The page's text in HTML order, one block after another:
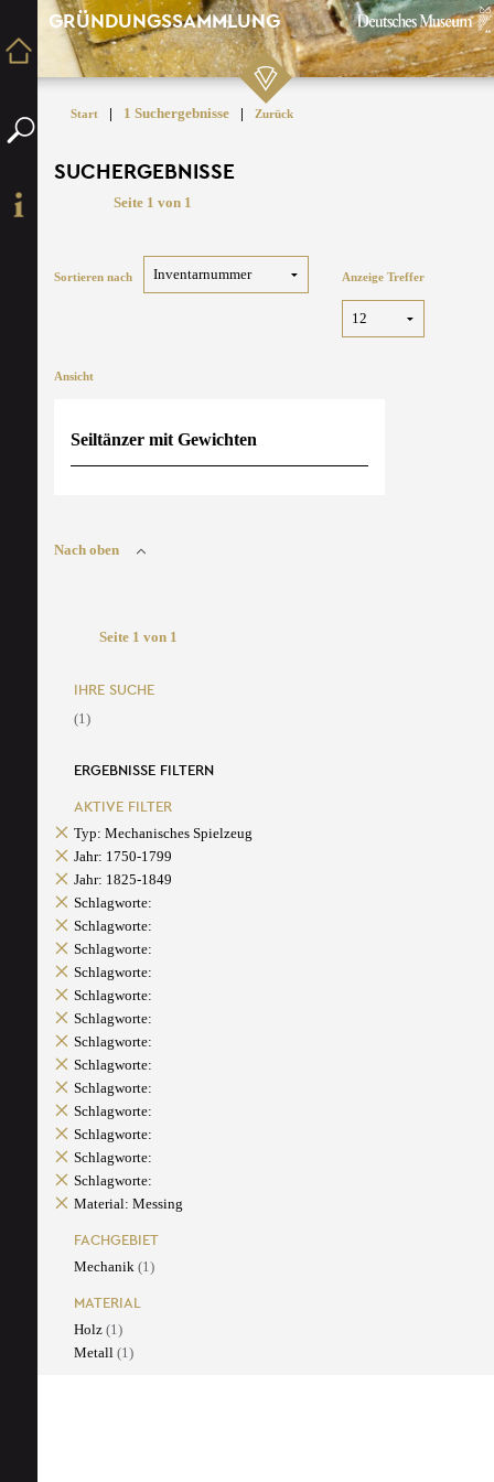
GRÜNDUNGSSAMMLUNG
Start | 1 Suchergebnisse | Zurück
SUCHERGEBNISSE
Seite 1 von 1
Sortieren nach Anzeige Treffer
Ansicht
Seiltänzer mit Gewichten
Nach oben
Seite 1 von 1
IHRE SUCHE
(1)
ERGEBNISSE FILTERN
AKTIVE FILTER
Typ: Mechanisches Spielzeug
Jahr: 1750-1799
Jahr: 1825-1849
Schlagworte:
Schlagworte:
Schlagworte:
Schlagworte:
Schlagworte:
Schlagworte:
Schlagworte:
Schlagworte:
Schlagworte:
Schlagworte:
Schlagworte:
Schlagworte:
Schlagworte:
Material: Messing
FACHGEBIET
Mechanik (1)
MATERIAL
Holz (1)
Metall (1)